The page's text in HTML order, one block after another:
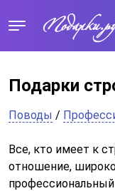
Подарки
Поводы /
Все, кто имеет к
отношение,